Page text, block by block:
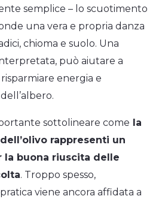
semplice – lo scuotimento
una vera e propria danza
chioma e suolo. Una
può aiutare a
energia e
sottolineare come la
rappresenti un
buona riuscita delle
. Troppo spesso,
viene ancora affidata a